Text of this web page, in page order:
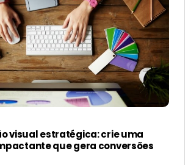
visual estratégica: crie uma
que gera conversões